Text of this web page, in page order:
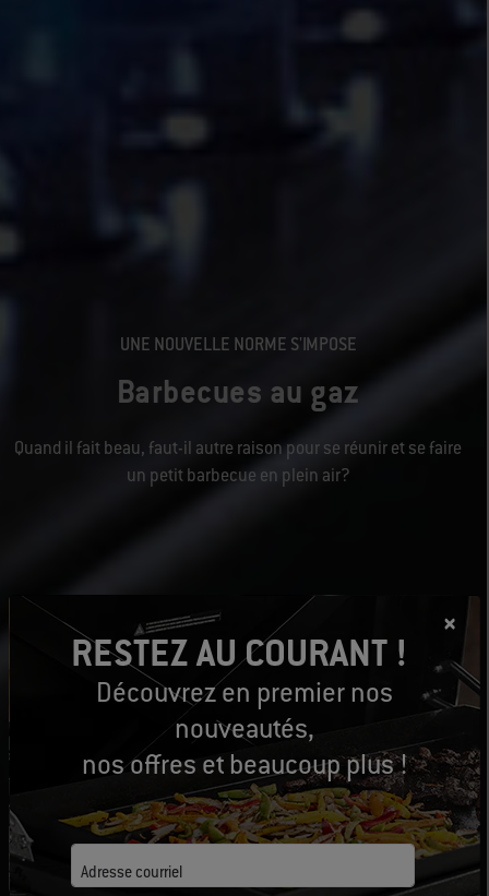
UNE NOUVELLE NORME S'IMPOSE
Barbecues au gaz
Quand il fait beau, faut-il autre raison pour se réunir et se faire
un petit barbecue en plein air?
RESTEZ AU COURANT !
Découvrez en premier nos
nouveautés,
nos offres et beaucoup plus !
Adresse courriel